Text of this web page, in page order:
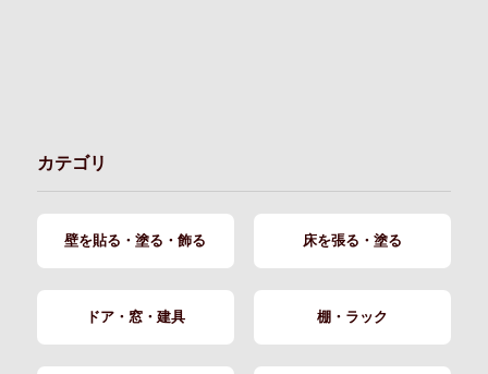
カテゴリ
壁を貼る・塗る・飾る 床を張る・塗る
ドア・窓・建具 棚・ラック